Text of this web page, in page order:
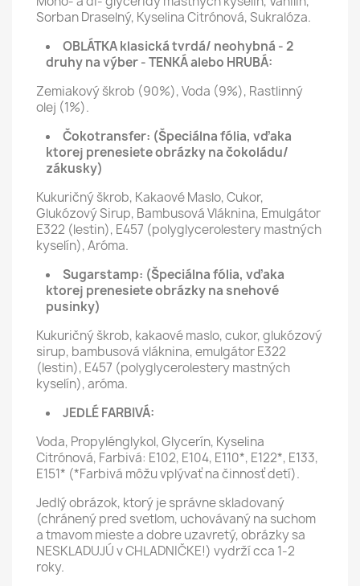
Sorban Draselný, Kyselina Citrónová, Sukralóza.
OBLÁTKA klasická tvrdá/ neohybná - 2
druhy na výber - TENKÁ alebo HRUBÁ:
Zemiakový škrob (90%), Voda (9%), Rastlinný
olej (1%).
Čokotransfer: (Špeciálna fólia, vďaka
ktorej prenesiete obrázky na čokoládu/
zákusky)
Kukuričný škrob, Kakaové Maslo, Cukor,
Glukózový Sirup, Bambusová Vláknina, Emulgátor
E322 (lestin), E457 (polyglycerolestery mastných
kyselín), Aróma.
Sugarstamp: (Špeciálna fólia, vďaka
ktorej prenesiete obrázky na snehové
pusinky)
Kukuričný škrob, kakaové maslo, cukor, glukózový
sirup, bambusová vláknina, emulgátor E322
(lestin), E457 (polyglycerolestery mastných
kyselín), aróma.
JEDLÉ FARBIVÁ:
Voda, Propylénglykol, Glycerín, Kyselina
Citrónová, Farbivá: E102, E104, E110*, E122*, E133,
E151* (*Farbivá môžu vplývať na činnosť detí).
Jedlý obrázok, ktorý je správne skladovaný
(chránený pred svetlom, uchovávaný na suchom
a tmavom mieste a dobre uzavretý, obrázky sa
NESKLADUJÚ v CHLADNIČKE!) vydrží cca 1-2
roky.